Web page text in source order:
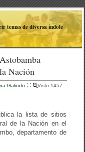
temas de diversa índole
Nación
Galindo
Visto:1457
la lista de sitios
de la Nación en el
departamento de